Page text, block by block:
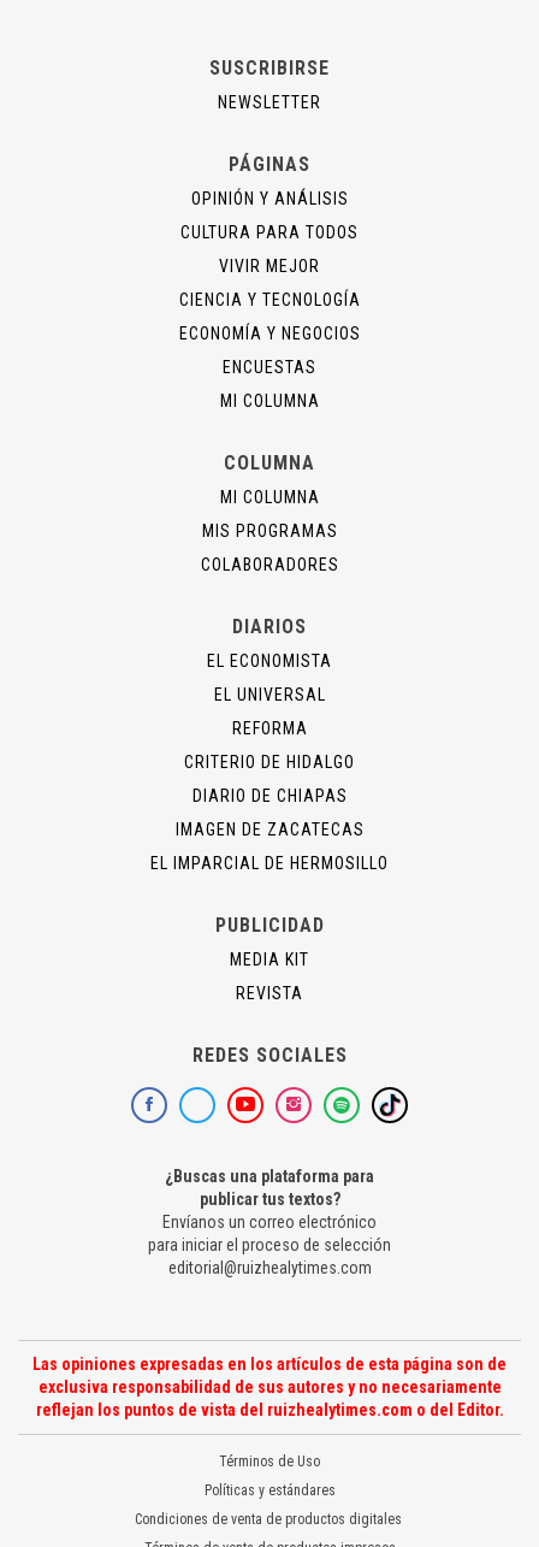
SUSCRIBIRSE
NEWSLETTER
PÁGINAS
OPINIÓN Y ANÁLISIS
CULTURA PARA TODOS
VIVIR MEJOR
CIENCIA Y TECNOLOGÍA
ECONOMÍA Y NEGOCIOS
ENCUESTAS
MI COLUMNA
COLUMNA
MI COLUMNA
MIS PROGRAMAS
COLABORADORES
DIARIOS
EL ECONOMISTA
EL UNIVERSAL
REFORMA
CRITERIO DE HIDALGO
DIARIO DE CHIAPAS
IMAGEN DE ZACATECAS
EL IMPARCIAL DE HERMOSILLO
PUBLICIDAD
MEDIA KIT
REVISTA
REDES SOCIALES
¿Buscas una plataforma para
publicar tus textos?
Envíanos un correo electrónico
para iniciar el proceso de selección
editorial@ruizhealytimes.com
Las opiniones expresadas en los artículos de esta página son de
exclusiva responsabilidad de sus autores y no necesariamente
reflejan los puntos de vista del ruizhealytimes.com o del Editor.
Términos de Uso
Políticas y estándares
Condiciones de venta de productos digitales